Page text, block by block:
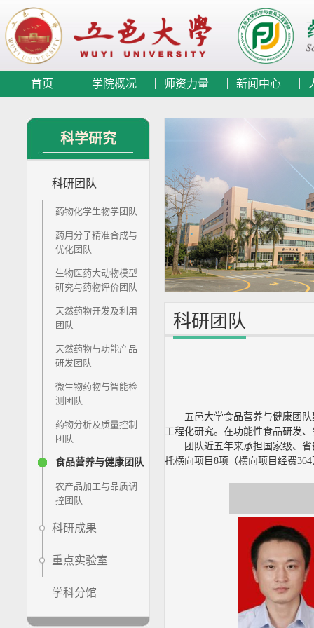
首页 学院概况 师资力量 新闻中心
科学研究
科研团队
药物化学生物学团队
药用分子精准合成与
优化团队
生物医药大动物模型
研究与药物评价团队
天然药物开发及利用
团队
天然药物与功能产品
研发团队
微生物药物与智能检
测团队
药物分析及质量控制
团队
食品营养与健康团队
农产品加工与品质调
控团队
科研成果
重点实验室
学科分馆
科研团队
五邑大学食品营养与健康团
工程化研究。在功能性食品研发
团队近五年来承担国家级、
托横向项目8项（横向项目经费